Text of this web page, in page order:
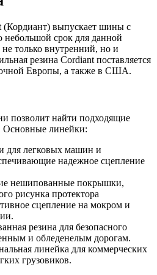
(Кордиант) выпускает шины с
небольшой срок для данной
только внутренний, но и
резина Cordiant поставляется
Европы, а также в США.
позволит найти подходящие
линейки:
легковых машин и
надежное сцепление
нешипованные покрышки,
рисунка протектора
сцепление на мокром и
резина для безопасного
и обледенелым дорогам.
линейка для коммерческих
грузовиков.